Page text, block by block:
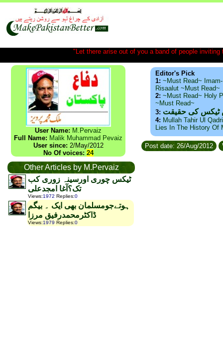
"Let there arise out of you a band of people
User Name: M.Pervaiz
Full Name: Malik Muhammad Pevaiz
User since: 2/May/2012
No Of voices: 24
Other Articles by M.Pervaiz
ٹیکس چوری اورسینہ زوری کب
تک؟آغا امجدعلی
Views:1972 Replies:0
ہوتےجومسلمان بھی ایک ۔ بیگم
ڈاکٹرمحمدرفیق مرزا
Views:1979 Replies:0
Editor's Pick
1: ~Must Read~
Risaalut ~Must Read~
2: ~Must Read~ Holy
~Must Read~
3: ٹیکس کی حقیقت
4: Mullah Tahir Ul
Lies In The History Of
Post date: 26/Aug/2012